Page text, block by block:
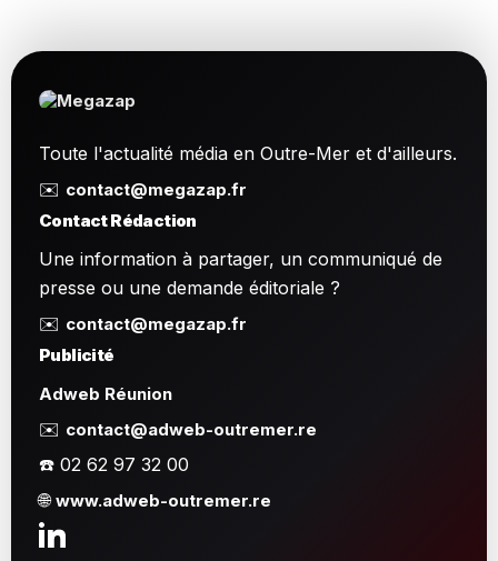
Toute l'actualité média en Outre-Mer et d'ailleurs.
✉️ contact@megazap.fr
Contact Rédaction
Une information à partager, un communiqué de
presse ou une demande éditoriale ?
✉️ contact@megazap.fr
Publicité
Adweb Réunion
✉️ contact@adweb-outremer.re
☎️ 02 62 97 32 00
🌐www.adweb-outremer.re